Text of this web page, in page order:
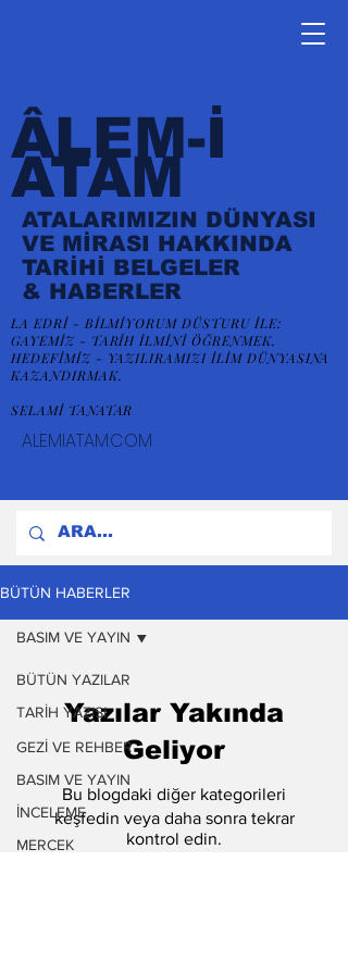
ÂLEM-İ
ATAM
ATALARIMIZIN DÜNYASI
VE MİRASI HAKKINDA
TARİHİ BELGELER
& HABERLER
LA EDRİ - BİLMİYORUM DÜSTURU İLE:
GAYEMİZ - TARİH İLMİNİ ÖĞRENMEK.
HEDEFİMİZ - YAZILIRAMIZI İLİM DÜNYASINA
KAZANDIRMAK.
SELAMİ TANATAR
ALEMIATAM.COM
BÜTÜN HABERLER
BÜTÜN YAZILAR
TARİH YAZISI
GEZİ VE REHBER
BASIM VE YAYIN
İNCELEME
MERCEK
BASIM VE YAYIN
Yazılar Yakında
Geliyor
Bu blogdaki diğer kategorileri
keşfedin veya daha sonra tekrar
kontrol edin.